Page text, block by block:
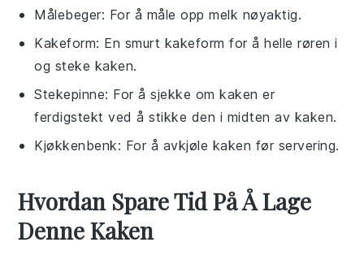
Målebeger: For å måle opp melk nøyaktig.
Kakeform: En smurt kakeform for å helle røren i
og steke kaken.
Stekepinne: For å sjekke om kaken er
ferdigstekt ved å stikke den i midten av kaken.
Kjøkkenbenk: For å avkjøle kaken før servering.
Hvordan Spare Tid På Å Lage
Denne Kaken